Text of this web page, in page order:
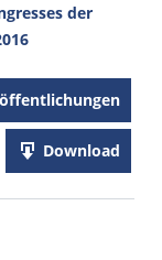
der
Download